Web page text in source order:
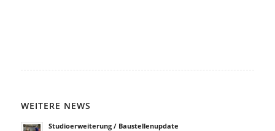
WEITERE NEWS
Studioerweiterung / Baustellenupdate